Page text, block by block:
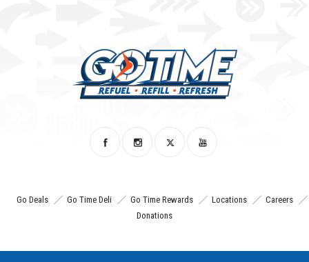
Go Deals Go Time Deli Go Time Rewards Locations
Careers
Donations